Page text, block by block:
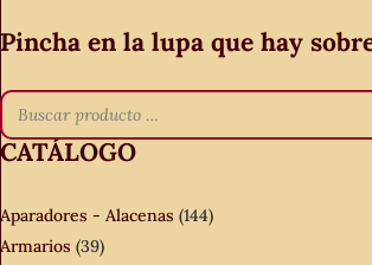
Pincha en la lupa que hay
CATÁLOGO
Aparadores - Alacenas (144)
Armarios (39)